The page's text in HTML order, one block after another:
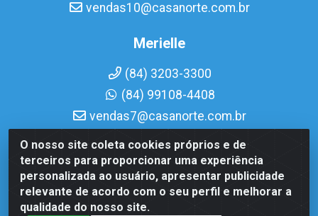
O nosso site coleta cookies próprios e de
terceiros para proporcionar uma experiência
personalizada ao usuário, apresentar publicidade
relevante de acordo com o seu perfil e melhorar a
qualidade do nosso site.
vendas10@casanorte.com.br
Merielle
(84) 3203-3300
(84) 99108-4408
vendas7@casanorte.com.br
Casa Norte LTDA - Av. Interventor Mário Câmara, 1815 -
Dix-Sept Rosado, Natal/RN - CEP 59054-600 - CNPJ
08.713.513/0001-51